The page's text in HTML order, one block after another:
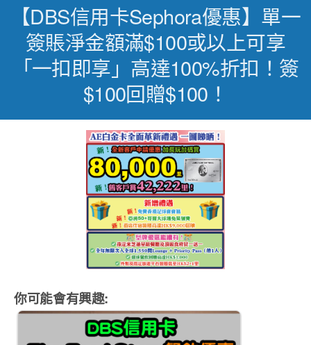
【DBS信用卡Sephora優惠】單一
簽賬淨金額滿$100或以上可享
「一扣即享」高達100%折扣！簽
$100回贈$100！
你可能會有興趣: